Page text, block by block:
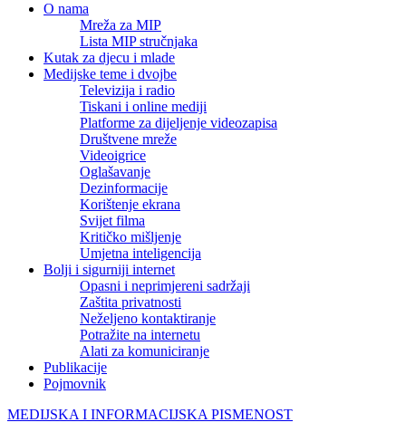
O nama
Mreža za MIP
Lista MIP stručnjaka
Kutak za djecu i mlade
Medijske teme i dvojbe
Televizija i radio
Tiskani i online mediji
Platforme za dijeljenje videozapisa
Društvene mreže
Videoigrice
Oglašavanje
Dezinformacije
Korištenje ekrana
Svijet filma
Kritičko mišljenje
Umjetna inteligencija
Bolji i sigurniji internet
Opasni i neprimjereni sadržaji
Zaštita privatnosti
Neželjeno kontaktiranje
Potražite na internetu
Alati za komuniciranje
Publikacije
Pojmovnik
MEDIJSKA I INFORMACIJSKA PISMENOST